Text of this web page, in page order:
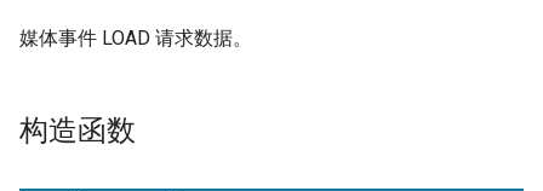
媒体事件 LOAD 请求数据。
构造函数